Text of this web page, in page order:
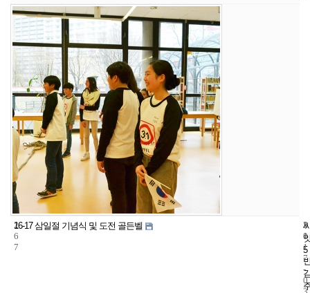
2
6
7
16-17 삼일절 기념식 및 도전 골든벨
5
5
1
2
0
1
7
-
0